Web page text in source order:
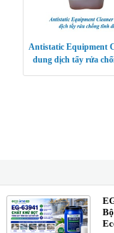
Antistatic Equipment
dung dịch tẩy rửa